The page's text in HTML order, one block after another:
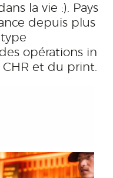
la vie :). Pays
depuis plus
opérations in
et du print.